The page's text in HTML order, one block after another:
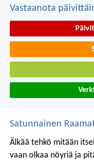
Vastaanota
Satunnainen
Älkää tehkö mitään
vaan olkaa nöyriä ja